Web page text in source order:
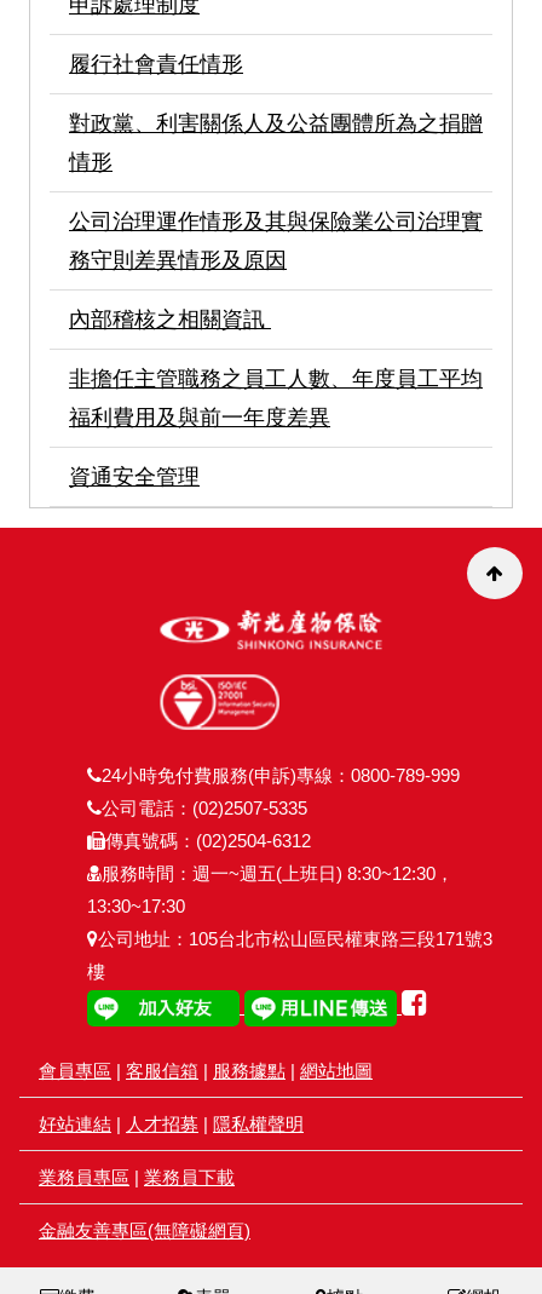
履行社會責任情形
對政黨、利害關係人及公益團體所為之捐贈
情形
公司治理運作情形及其與保險業公司治理實
務守則差異情形及原因
內部稽核之相關資訊
非擔任主管職務之員工人數、年度員工平均
福利費用及與前一年度差異
資通安全管理
24小時免付費服務(申訴)專線：0800-789-999
公司電話：(02)2507-5335
傳真號碼：(02)2504-6312
服務時間：週一~週五(上班日) 8:30~12:30，
13:30~17:30
公司地址：105台北市松山區民權東路三段171號3
樓
會員專區 | 客服信箱 | 服務據點 | 網站地圖
好站連結 | 人才招募 | 隱私權聲明
業務員專區 | 業務員下載
金融友善專區(無障礙網頁)